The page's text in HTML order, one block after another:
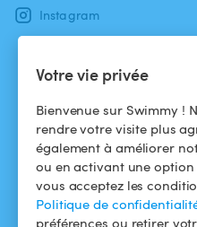
Votre vie privée
Bienvenue sur Swimmy !
rendre votre visite plus
également à améliorer
ou en activant une option
vous acceptez les
Politique de
préférences ou retirer
Instagram